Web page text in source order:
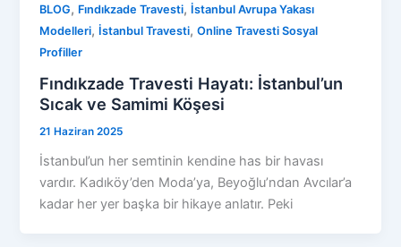
BLOG, Fındıkzade Travesti, İstanbul Avrupa Yakası
Modelleri, İstanbul Travesti,Online Travesti Sosyal
Profiller
Fındıkzade Travesti Hayatı: İstanbul’un
Sıcak ve Samimi Köşesi
21 Haziran 2025
İstanbul’un her semtinin kendine has bir havası
vardır. Kadıköy’den Moda’ya, Beyoğlu’ndan Avcılar’a
kadar her yer başka bir hikaye anlatır. Peki